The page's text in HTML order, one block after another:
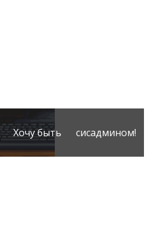
Хочу быть сисадмином!